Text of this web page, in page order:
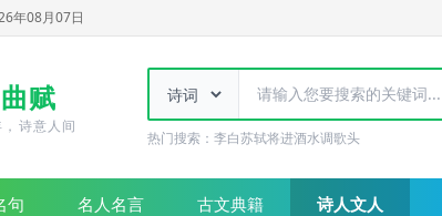
年08月07日
赋
诗意人间
热门搜索：李白苏轼将进酒水调歌头
句 名人名言 古文典籍 诗人文人